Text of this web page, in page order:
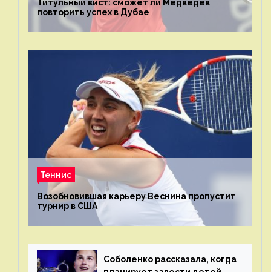
Титульный вист: сможет ли Медведев
повторить успех в Дубае
Теннис
Возобновившая карьеру Веснина пропустит
турнир в США
Соболенко рассказала, когда